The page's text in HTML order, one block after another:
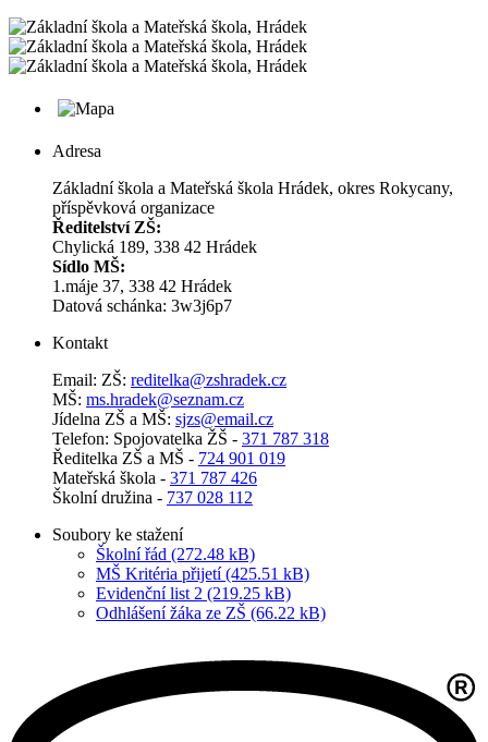
Adresa
Základní škola a Mateřská škola Hrádek, okres Rokycany,
příspěvková organizace
Ředitelství ZŠ:
Chylická 189, 338 42 Hrádek
Sídlo MŠ:
1.máje 37, 338 42 Hrádek
Datová schánka: 3w3j6p7
Kontakt
Email: ZŠ: reditelka@zshradek.cz
MŠ: ms.hra­dek@se­znam.cz
Jí­del­na ZŠ a MŠ: sjzs@​email.​cz
Telefon: Spojovatelka ŽŠ - 371 787 318
Ředitelka ZŠ a MŠ - 724 901 019
Mateřská škola - 371 787 426
Školní družina - 737 028 112
Soubory ke stažení
Školní řád (272.48 kB)
MŠ Kritéria přijetí (425.51 kB)
Evidenční list 2 (219.25 kB)
Odhlášení žáka ze ZŠ (66.22 kB)